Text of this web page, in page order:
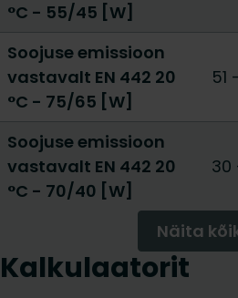
°C - 55/45 [W]
Soojuse emissioon
vastavalt EN 442 20
°C - 75/65 [W]
51 -
Soojuse emissioon
vastavalt EN 442 20
°C - 70/40 [W]
30
Näita
Kalkulaatorit